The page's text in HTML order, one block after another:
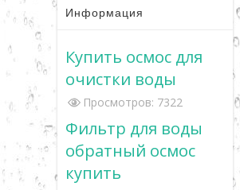
Информация
Купить осмос для
очистки воды
Просмотров: 7322
Фильтр для воды
обратный осмос
купить